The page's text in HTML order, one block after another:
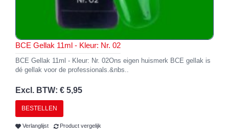
BCE Gellak 11ml - Kleur: Nr. 02
BCE Gellak 11ml - Kleur: Nr. 02Ons eigen huismerk BCE gellak is
dé gellak voor de professionals.&nbs..
Excl. BTW: € 5,95
BESTELLEN
Verlanglijst Product vergelijk